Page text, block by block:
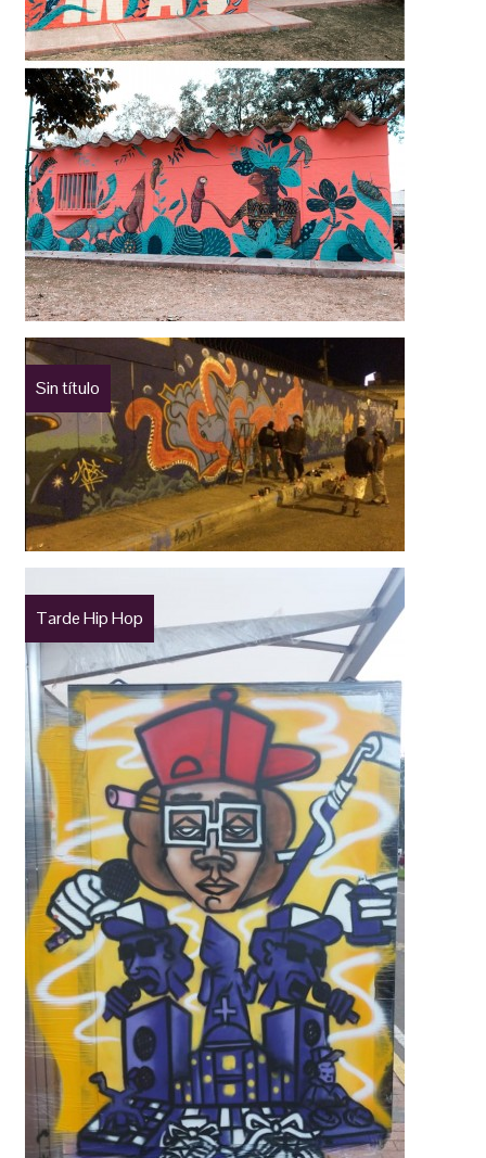
Sin título
Tarde Hip Hop